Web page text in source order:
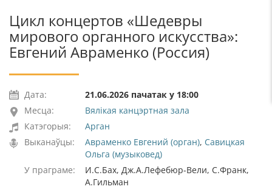
Цикл концертов «Шедевры
мирового органного искусства»:
Евгений Авраменко (Россия)
Дата:
21.06.2026 пачатак у 18:00
Месца:
Вялікая канцэртная зала
Катэгорыя:
Арган
Выканаўцы:
Авраменко Евгений (орган), Савицкая
Ольга (музыковед)
У праграме:
И.С.Бах, Дж.А.Лефебюр-Вели, С.Франк,
А.Гильман